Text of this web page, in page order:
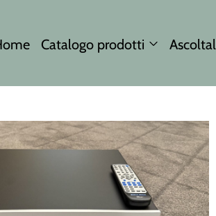
Catalogo prodotti